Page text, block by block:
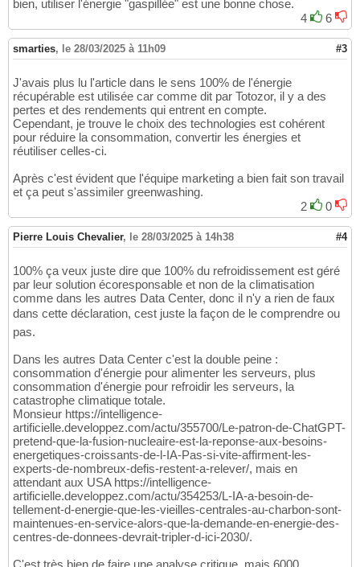
bien, utiliser l'énergie "gaspillée" est une bonne chose.
4
6
smarties, le 28/03/2025 à 11h09 #3
J'avais plus lu l'article dans le sens 100% de l'énergie
récupérable est utilisée car comme dit par Totozor, il y a des
pertes et des rendements qui entrent en compte.
Cependant, je trouve le choix des technologies est cohérent
pour réduire la consommation, convertir les énergies et
réutiliser celles-ci.
Après c'est évident que l'équipe marketing a bien fait son travail
et ça peut s'assimiler greenwashing.
2
0
Pierre Louis Chevalier, le 28/03/2025 à 14h38 #4
100% ça veux juste dire que 100% du refroidissement est géré
par leur solution écoresponsable et non de la climatisation
comme dans les autres Data Center, donc il n'y a rien de faux
dans cette déclaration, cest juste la façon de le comprendre ou
pas.
Dans les autres Data Center c'est la double peine :
consommation d'énergie pour alimenter les serveurs, plus
consommation d'énergie pour refroidir les serveurs, la
catastrophe climatique totale.
Monsieur https://intelligence-
artificielle.developpez.com/actu/355700/Le-patron-de-ChatGPT-
pretend-que-la-fusion-nucleaire-est-la-reponse-aux-besoins-
energetiques-croissants-de-l-IA-Pas-si-vite-affirment-les-
experts-de-nombreux-defis-restent-a-relever/, mais en
attendant aux USA https://intelligence-
artificielle.developpez.com/actu/354253/L-IA-a-besoin-de-
tellement-d-energie-que-les-vieilles-centrales-au-charbon-sont-
maintenues-en-service-alors-que-la-demande-en-energie-des-
centres-de-donnees-devrait-tripler-d-ici-2030/.
C'est très bien de faire une analyse critique, mais 6000